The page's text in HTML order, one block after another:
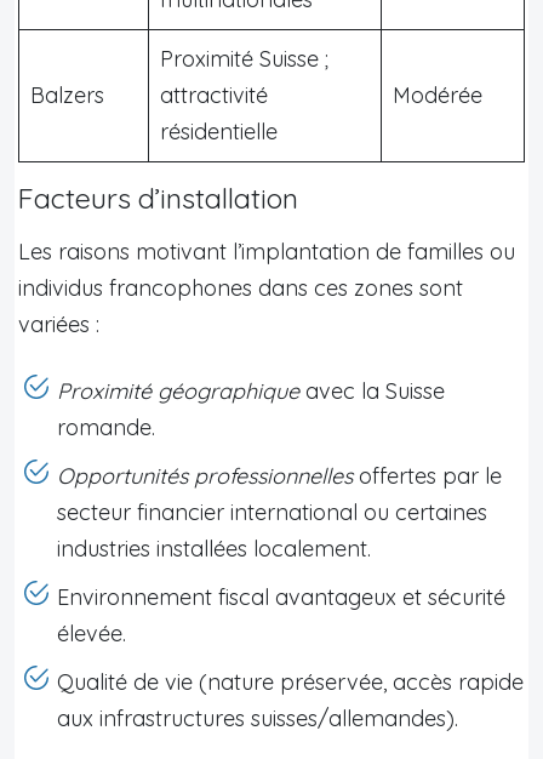
Balzers
Proximité Suisse ;
attractivité
résidentielle
Modérée
Facteurs d’installation
Les raisons motivant l’implantation de familles ou
individus francophones dans ces zones sont
variées :
Proximité géographiqueavec la Suisse
romande.
Opportunités professionnellesoffertes par le
secteur financier international ou certaines
industries installées localement.
Environnement fiscal avantageux et sécurité
élevée.
Qualité de vie (nature préservée, accès rapide
aux infrastructures suisses/allemandes).